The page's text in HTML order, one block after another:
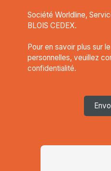
Société Worldline,
BLOIS CEDEX.
Pour en savoir plus sur
personnelles, veuillez
confidentialité.